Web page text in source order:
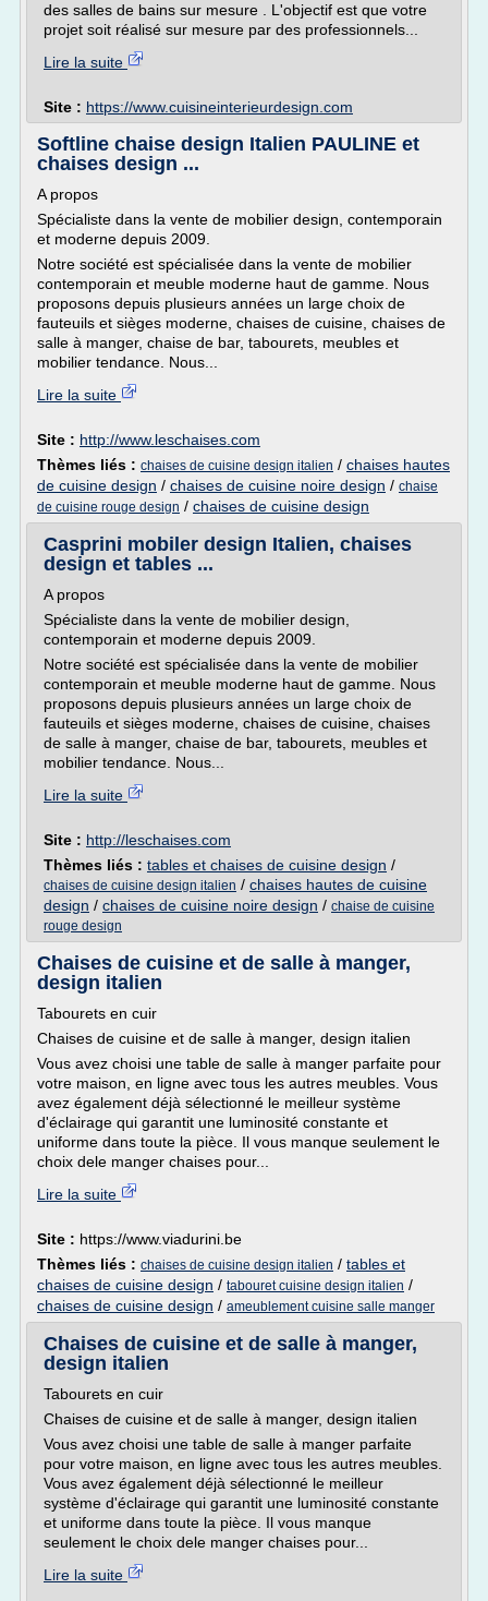
des salles de bains sur mesure . L'objectif est que votre
projet soit réalisé sur mesure par des professionnels...
Lire la suite
Site : https://www.cuisineinterieurdesign.com
Softline chaise design Italien PAULINE et
chaises design ...
A propos
Spécialiste dans la vente de mobilier design, contemporain
et moderne depuis 2009.
Notre société est spécialisée dans la vente de mobilier
contemporain et meuble moderne haut de gamme. Nous
proposons depuis plusieurs années un large choix de
fauteuils et sièges moderne, chaises de cuisine, chaises de
salle à manger, chaise de bar, tabourets, meubles et
mobilier tendance. Nous...
Lire la suite
Site : http://www.leschaises.com
Thèmes liés : chaises de cuisine design italien / chaises hautes
de cuisine design / chaises de cuisine noire design / chaise
de cuisine rouge design / chaises de cuisine design
Casprini mobiler design Italien, chaises
design et tables ...
A propos
Spécialiste dans la vente de mobilier design,
contemporain et moderne depuis 2009.
Notre société est spécialisée dans la vente de mobilier
contemporain et meuble moderne haut de gamme. Nous
proposons depuis plusieurs années un large choix de
fauteuils et sièges moderne, chaises de cuisine, chaises
de salle à manger, chaise de bar, tabourets, meubles et
mobilier tendance. Nous...
Lire la suite
Site : http://leschaises.com
Thèmes liés : tables et chaises de cuisine design /
chaises de cuisine design italien / chaises hautes de cuisine
design / chaises de cuisine noire design / chaise de cuisine
rouge design
Chaises de cuisine et de salle à manger,
design italien
Tabourets en cuir
Chaises de cuisine et de salle à manger, design italien
Vous avez choisi une table de salle à manger parfaite pour
votre maison, en ligne avec tous les autres meubles. Vous
avez également déjà sélectionné le meilleur système
d'éclairage qui garantit une luminosité constante et
uniforme dans toute la pièce. Il vous manque seulement le
choix dele manger chaises pour...
Lire la suite
Site : https://www.viadurini.be
Thèmes liés : chaises de cuisine design italien / tables et
chaises de cuisine design / tabouret cuisine design italien /
chaises de cuisine design / ameublement cuisine salle manger
Chaises de cuisine et de salle à manger,
design italien
Tabourets en cuir
Chaises de cuisine et de salle à manger, design italien
Vous avez choisi une table de salle à manger parfaite
pour votre maison, en ligne avec tous les autres meubles.
Vous avez également déjà sélectionné le meilleur
système d'éclairage qui garantit une luminosité constante
et uniforme dans toute la pièce. Il vous manque
seulement le choix dele manger chaises pour...
Lire la suite